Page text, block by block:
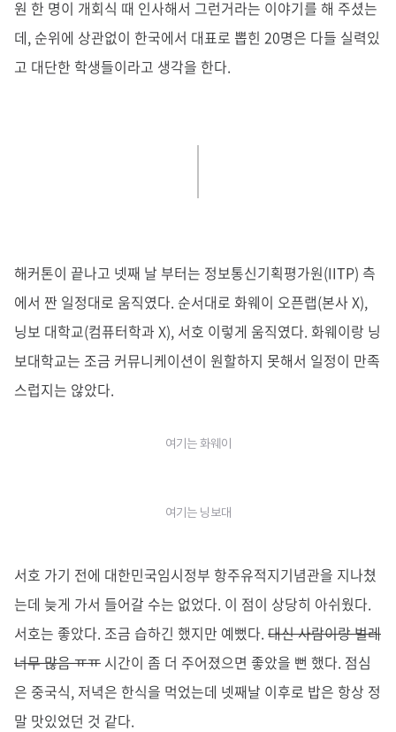
원 한 명이 개회식 때 인사해서 그런거라는 이야기를 해 주셨는
데, 순위에 상관없이 한국에서 대표로 뽑힌 20명은 다들 실력있
고 대단한 학생들이라고 생각을 한다.
해커톤이 끝나고 넷째 날 부터는 정보통신기획평가원(IITP) 측
에서 짠 일정대로 움직였다. 순서대로 화웨이 오픈랩(본사 X),
닝보 대학교(컴퓨터학과 X), 서호 이렇게 움직였다. 화웨이랑 닝
보대학교는 조금 커뮤니케이션이 원할하지 못해서 일정이 만족
스럽지는 않았다.
여기는 화웨이
여기는 닝보대
서호 가기 전에 대한민국임시정부 항주유적지기념관을 지나쳤
는데 늦게 가서 들어갈 수는 없었다. 이 점이 상당히 아쉬웠다.
서호는 좋았다. 조금 습하긴 했지만 예뻤다. 대신 사람이랑 벌레
너무 많음 ㅠㅠ 시간이 좀 더 주어졌으면 좋았을 뻔 했다. 점심
은 중국식, 저녁은 한식을 먹었는데 넷째날 이후로 밥은 항상 정
말 맛있었던 것 같다.